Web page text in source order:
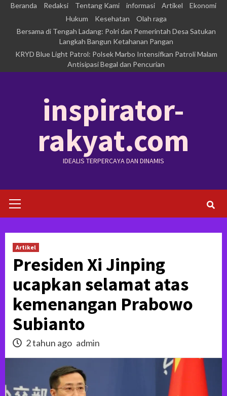
Skip
content
Beranda Redaksi Tentang Kami informasi Artikel
Ekonomi
Hukum
Kesehatan
Olah raga
Bersama di Tengah Ladang: Polri dan Pemerintah Desa Satukan
Langkah Bangun Ketahanan Pangan
KRYD Blue Light Patrol: Polsek Marbo Intensifkan Patroli Malam
Antisipasi Begal dan Pencurian
inspirator-
rakyat.com
IDEALIS TERPERCAYA DAN DINAMIS
Menu
Artikel
Presiden Xi Jinping
ucapkan selamat atas
kemenangan Prabowo
Subianto
2 tahun ago admin